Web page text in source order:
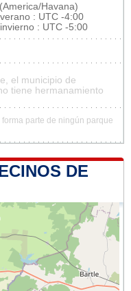
Havana)
: UTC -4:00
: UTC -5:00
el municipio de
tiene hermanamiento
forma parte de ningún parque
DE